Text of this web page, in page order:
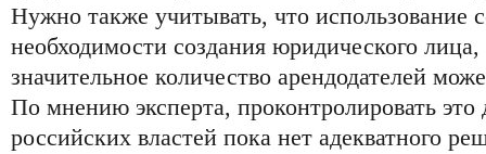
Нужно также учитывать, что использование
необходимости создания юридического
значительное количество арендодателей
По мнению эксперта, проконтролировать это
российских властей пока нет адекватного